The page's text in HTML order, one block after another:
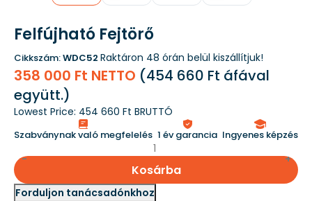
Felfújható Fejtörő
Cikkszám:WDC52 Raktáron 48 órán belül kiszállítjuk!
358 000 Ft NETTO (454 660 Ft áfával
együtt.)
Lowest Price: 454 660 Ft BRUTTÓ
Szabványnak való megfelelés 1 év garancia Ingyenes képzés
Kosárba
Forduljon tanácsadónkhoz